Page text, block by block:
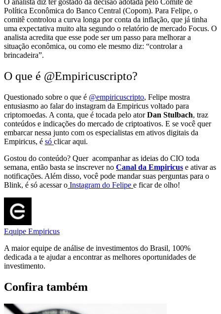
O analista diz ter gostado da decisão adotada pelo Comitê de
Política Econômica do Banco Central (Copom). Para Felipe, o
comitê controlou a curva longa por conta da inflação, que já tinha
uma expectativa muito alta segundo o relatório de mercado Focus. O
analista acredita que esse pode ser um passo para melhorar a
situação econômica, ou como ele mesmo diz: “controlar a
brincadeira”.
O que é @Empiricuscripto?
Questionado sobre o que é @empiricuscripto, Felipe mostra
entusiasmo ao falar do instagram da Empiricus voltado para
criptomoedas. A conta, que é tocada pelo atorDan Stulbach, traz
conteúdos e indicações do mercado de criptoativos. E se você quer
embarcar nessa junto com os especialistas em ativos digitais da
Empiricus, é só clicar aqui.
Gostou do conteúdo? Quer acompanhar as ideias do CIO toda
semana, então basta se inscrever no Canal da Empiricus e ativar as
notificações. Além disso, você pode mandar suas perguntas para o
Blink, é só acessar o Instagram do Felipe e ficar de olho!
Equipe Empiricus
A maior equipe de análise de investimentos do Brasil, 100%
dedicada a te ajudar a encontrar as melhores oportunidades de
investimento.
Confira também